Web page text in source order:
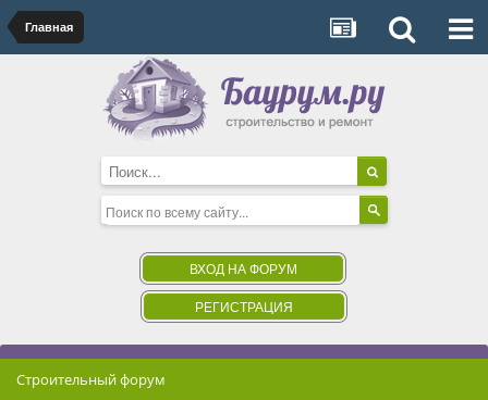
Главная
ВХОД НА ФОРУМ
РЕГИСТРАЦИЯ
Строительный форум